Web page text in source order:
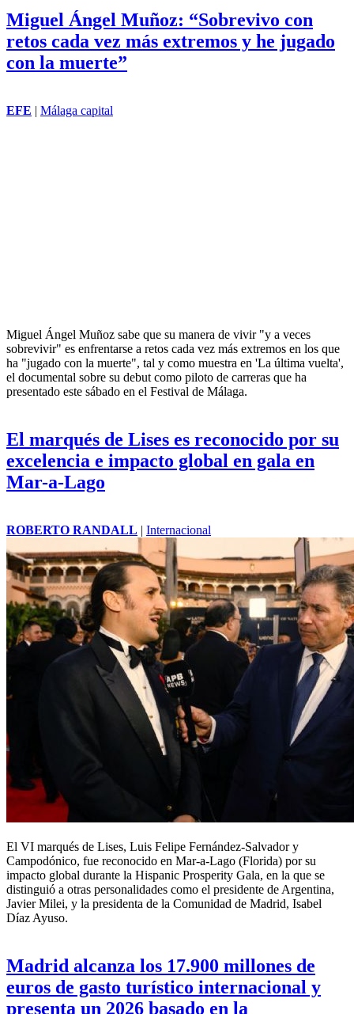
monoplazas eléctricos, que por primera vez tendrá lugar en el
circuito Madrid-Jarama el próximo día 21, generará un impacto
económico de entre 80 y 100 millones de euros en Madrid y sus
alrededores y agotará las 30.000 entradas puestas a la venta en el
emblemático trazado.
Miguel Ángel Muñoz: “Sobrevivo con
Miguel Ángel Muñoz sabe que su manera de vivir "y a veces
sobrevivir" es enfrentarse a retos cada vez más extremos en los que
presentado este sábado en el Festival de Málaga.
El marqués de Lises es reconocido por su
excelencia e impacto global en gala en
Mar-a-Lago
ROBERTO RANDALL| Internacional
El VI marqués de Lises, Luis Felipe Fernández-Salvador y
Campodónico, fue reconocido en Mar-a-Lago (Florida) por su